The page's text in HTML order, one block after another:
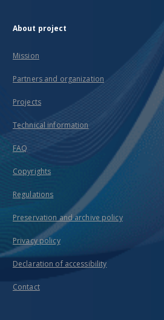
About project
Mission
Partners and organization
Projects
Technical information
FAQ
Copyrights
Regulations
Preservation and archive policy
Privacy policy
Declaration of accessibility
Contact